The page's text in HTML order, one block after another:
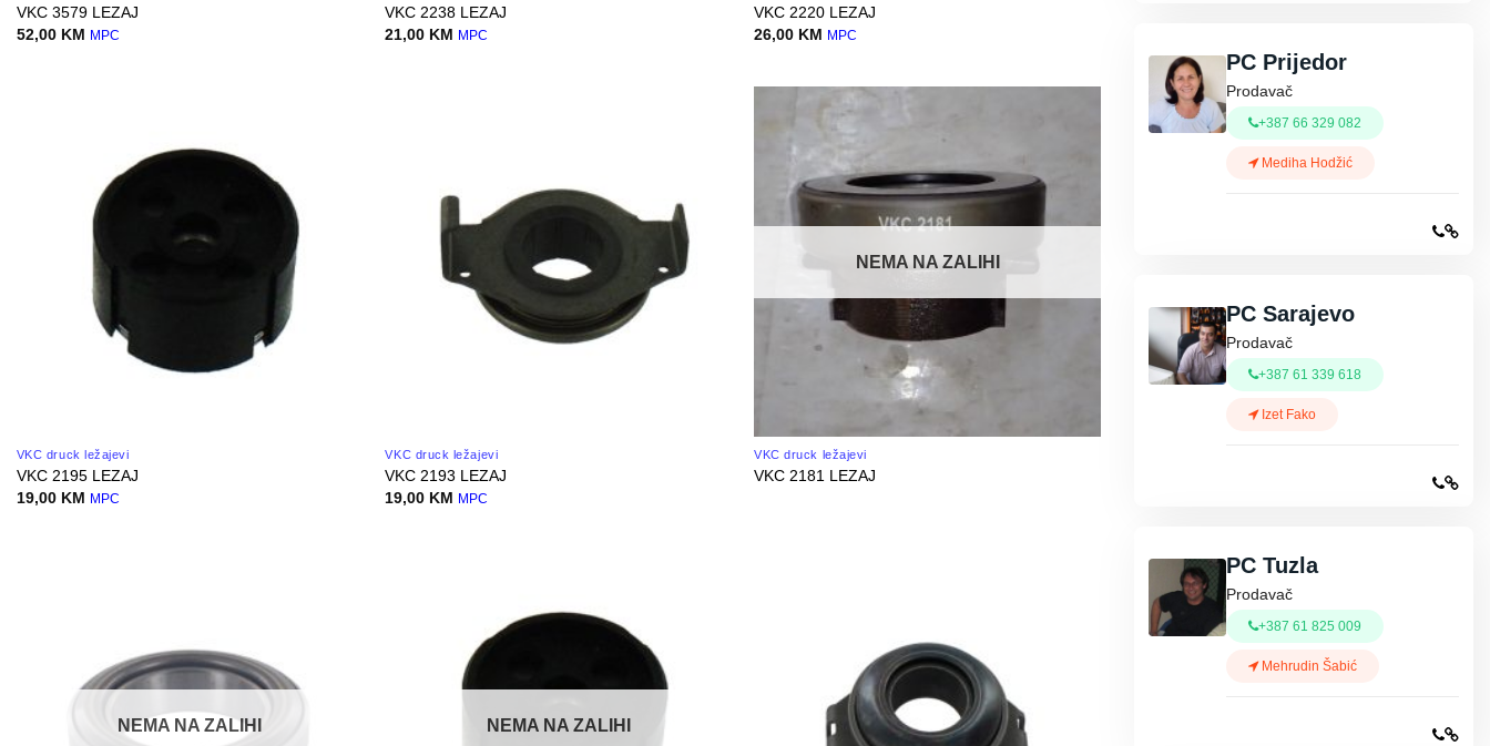
VKC 3579 LEZAJ
52,00 KM MPC
VKC 2238 LEZAJ
21,00 KM MPC
VKC 2220 LEZAJ
26,00 KM MPC
VKC druck ležajevi
VKC 2195 LEZAJ
19,00 KM MPC
VKC druck ležajevi
VKC 2193 LEZAJ
19,00 KM MPC
NEMA NA ZALIHI
VKC druck ležajevi
VKC 2181 LEZAJ
NEMA NA ZALIHI NEMA NA ZALIHI
PC Prijedor
Prodavač
+387 66 329 082
Mediha Hodžić
PC Sarajevo
Prodavač
+387 61 339 618
Izet Fako
PC Tuzla
Prodavač
+387 61 825 009
Mehrudin Šabić